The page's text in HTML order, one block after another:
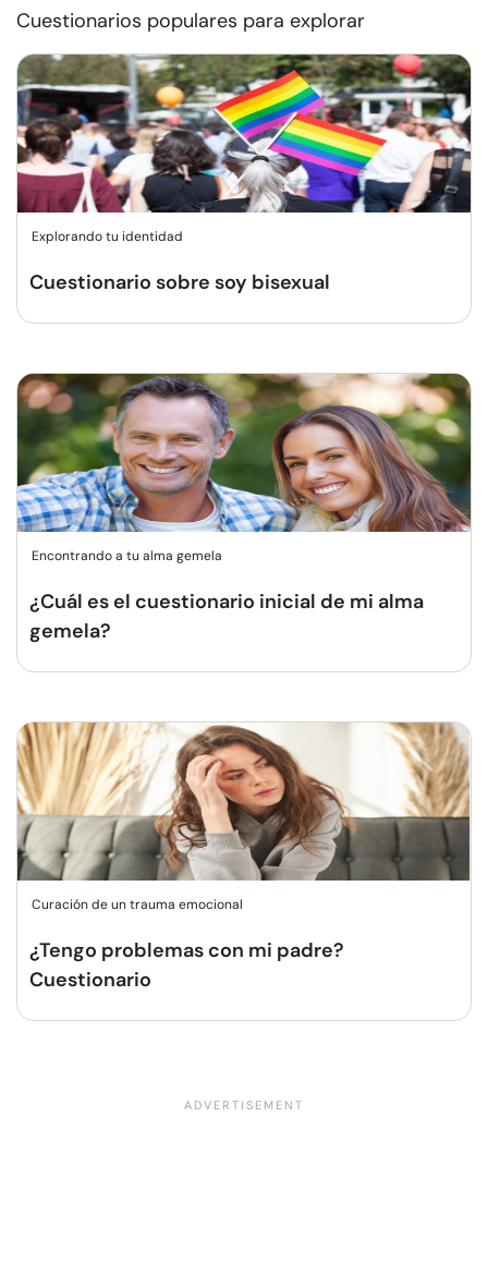
Cuestionarios populares para explorar
Explorando tu identidad
Cuestionario sobre soy bisexual
Encontrando a tu alma gemela
¿Cuál es el cuestionario inicial de mi alma
gemela?
Curación de un trauma emocional
¿Tengo problemas con mi padre?
Cuestionario